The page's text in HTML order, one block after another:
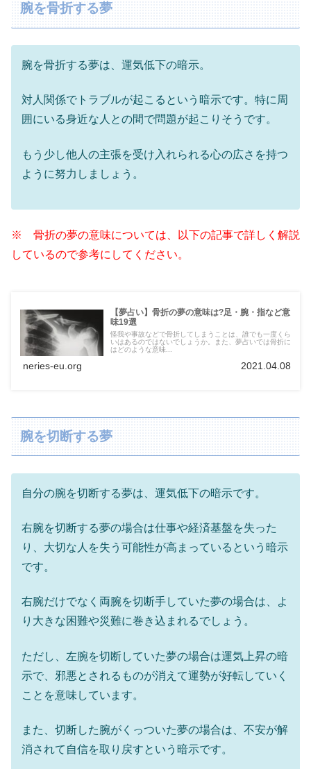
腕を骨折する夢
腕を骨折する夢は、運気低下の暗示。
対人関係でトラブルが起こるという暗示です。特に周
囲にいる身近な人との間で問題が起こりそうです。
もう少し他人の主張を受け入れられる心の広さを持つ
ように努力しましょう。
※ 骨折の夢の意味については、以下の記事で詳しく解説
しているので参考にしてください。
【夢占い】骨折の夢の意味は?足・腕・指など意
味19選
怪我や事故などで骨折してしまうことは、誰でも一度くら
いはあるのではないでしょうか。また、夢占いでは骨折に
はどのような意味...
neries-eu.org 2021.04.08
腕を切断する夢
自分の腕を切断する夢は、運気低下の暗示です。
右腕を切断する夢の場合は仕事や経済基盤を失った
り、大切な人を失う可能性が高まっているという暗示
です。
右腕だけでなく両腕を切断手していた夢の場合は、よ
り大きな困難や災難に巻き込まれるでしょう。
ただし、左腕を切断していた夢の場合は運気上昇の暗
示で、邪悪とされるものが消えて運勢が好転していく
ことを意味しています。
また、切断した腕がくっついた夢の場合は、不安が解
消されて自信を取り戻すという暗示です。